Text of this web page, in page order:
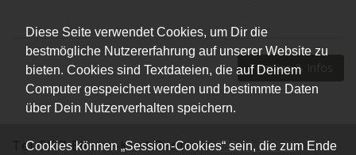
Diese Seite verwendet Cookies, um Dir die
bestmögliche Nutzererfahrung auf unserer Website zu
bieten. Cookies sind Textdateien, die auf Deinem
Computer gespeichert werden und bestimmte Daten
über Dein Nutzerverhalten speichern.
Cookies können „Session-Cookies“ sein, die zum Ende
Termine & Infos
Tel.:EKiZ Eltern -Kind-Zentrum 05242 72848